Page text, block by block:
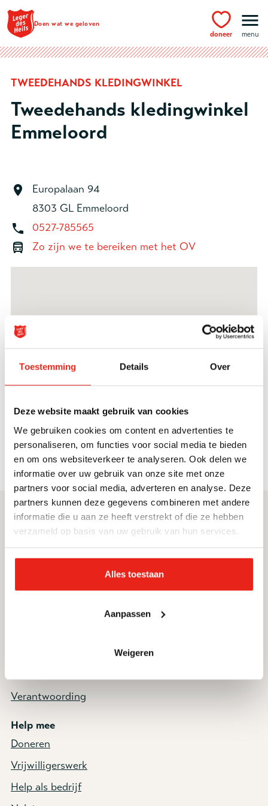
Toestemming Details Over
Deze website maakt gebruik van cookies
We gebruiken cookies om content en advertenties te
personaliseren, om functies voor social media te bieden
en om ons websiteverkeer te analyseren. Ook delen we
informatie over uw gebruik van onze site met onze
partners voor social media, adverteren en analyse. Deze
partners kunnen deze gegevens combineren met andere
informatie die u aan ze heeft verstrekt of die ze hebben
verzameld op basis van uw gebruik van hun services.
Alles toestaan
Aanpassen
Weigeren
Ga naar hoofdinhoud
Doen wat we geloven
doneer menu
TWEEDEHANDS KLEDINGWINKEL
Tweedehands kledingwinkel
Emmeloord
Europalaan 94
8303 GL Emmeloord
0527-785565
Zo zijn we te bereiken met het OV
Direct naar
Ik zoek hulp
Informatie voor
deelnemers en cliënten
Verantwoording
Service & contact
Contact
Nieuwsbrief
Help mee
Doneren
Vrijwilligerswerk
Help als bedrijf